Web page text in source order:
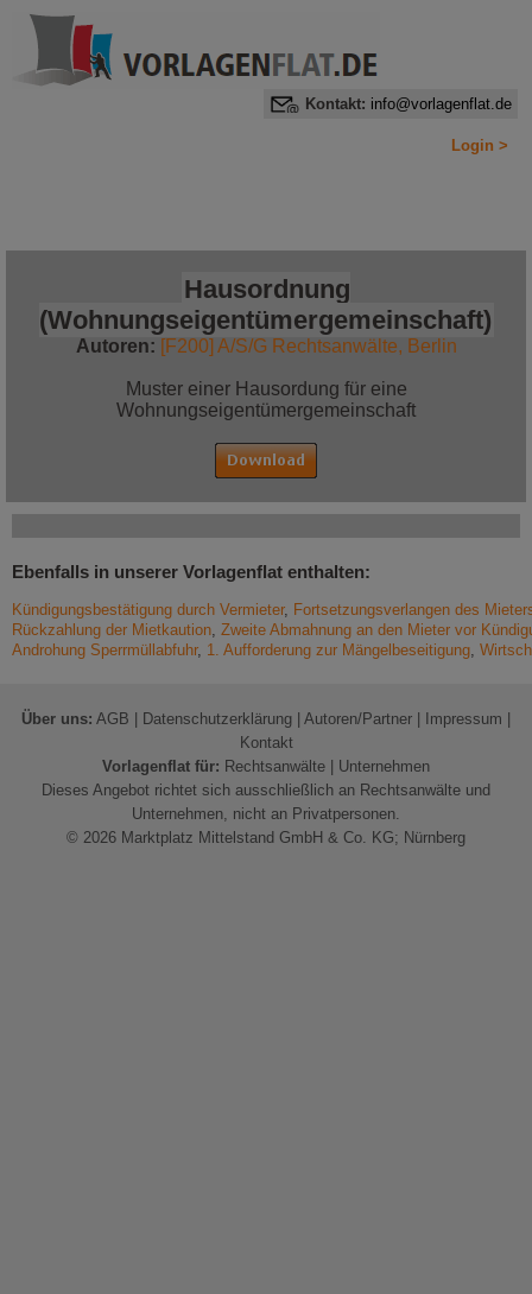
Kontakt: info@vorlagenflat.de
Login >
Hausordnung
(Wohnungseigentümergemeinschaft)
Autoren: [F200] A/S/G Rechtsanwälte, Berlin
Muster einer Hausordung für eine
Wohnungseigentümergemeinschaft
Ebenfalls in unserer Vorlagenflat enthalten:
Kündigungsbestätigung durch Vermieter, Fortsetzungsverlangen des
Rückzahlung der Mietkaution, Zweite Abmahnung an den Mieter vor
Androhung Sperrmüllabfuhr, 1. Aufforderung zur Mängelbeseitigung,
Über uns: AGB Datenschutzerklärung Autoren/Partner Impressum
Kontakt
Vorlagenflat für: Rechtsanwälte
Unternehmen
Dieses Angebot richtet sich ausschließlich an Rechtsanwälte und
Unternehmen, nicht an Privatpersonen.
© 2026 Marktplatz Mittelstand GmbH & Co. KG; Nürnberg